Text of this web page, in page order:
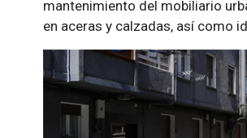
mantenimiento del mobiliario
en aceras y calzadas, así como